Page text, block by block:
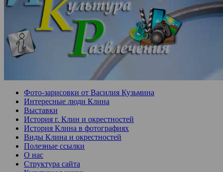
Фото-зарисовки от Василия Кузьмина
Интересные люди Клина
Выставки
История г. Клин и окрестностей
История Клина в фотографиях
Виды Клина и окрестностей
Полезные ссылки
О нас
Структура сайта